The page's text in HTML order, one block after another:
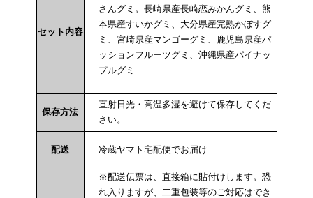
セット内容
さんグミ。長崎県産長崎恋みかんグミ、熊
本県産すいかグミ、大分県産完熟かぼすグ
ミ、宮崎県産マンゴーグミ、鹿児島県産パ
ッションフルーツグミ、沖縄県産パイナッ
プルグミ
保存方法
直射日光・高温多湿を避けて保存してくだ
さい。
配送 冷蔵ヤマト宅配便でお届け
※配送伝票は、直接箱に貼付けします。恐
れ入りますが、二重包装等のご対応はでき